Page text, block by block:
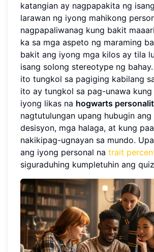
katangian ay nagpapakita ng
larawan ng iyong mahikong
nagpapaliwanag kung bakit
ka sa mga aspeto ng maraming
bakit ang iyong mga kilos ay tila
isang solong stereotype ng
ito tungkol sa pagiging kabilang
ito ay tungkol sa pag-unawa kung
iyong likas na hogwarts
nagtutulungan upang hubugin
desisyon, mga halaga, at kung
nakikipag-ugnayan sa mundo.
ang iyong personal na trait
siguraduhing kumpletuhin ang